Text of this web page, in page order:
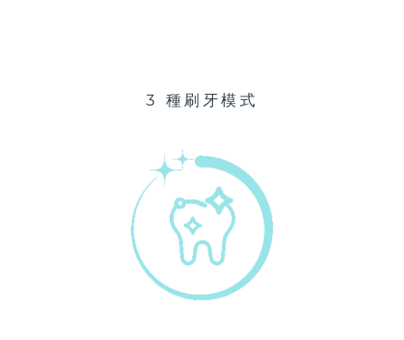
3 種刷牙模式
中國澳門特別行政區 預計送達日期
預計送達日期
預計送達日期